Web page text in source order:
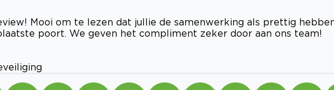
Mooi om te lezen dat jullie de samenwerking als prettig
poort. We geven het compliment zeker door aan ons team!